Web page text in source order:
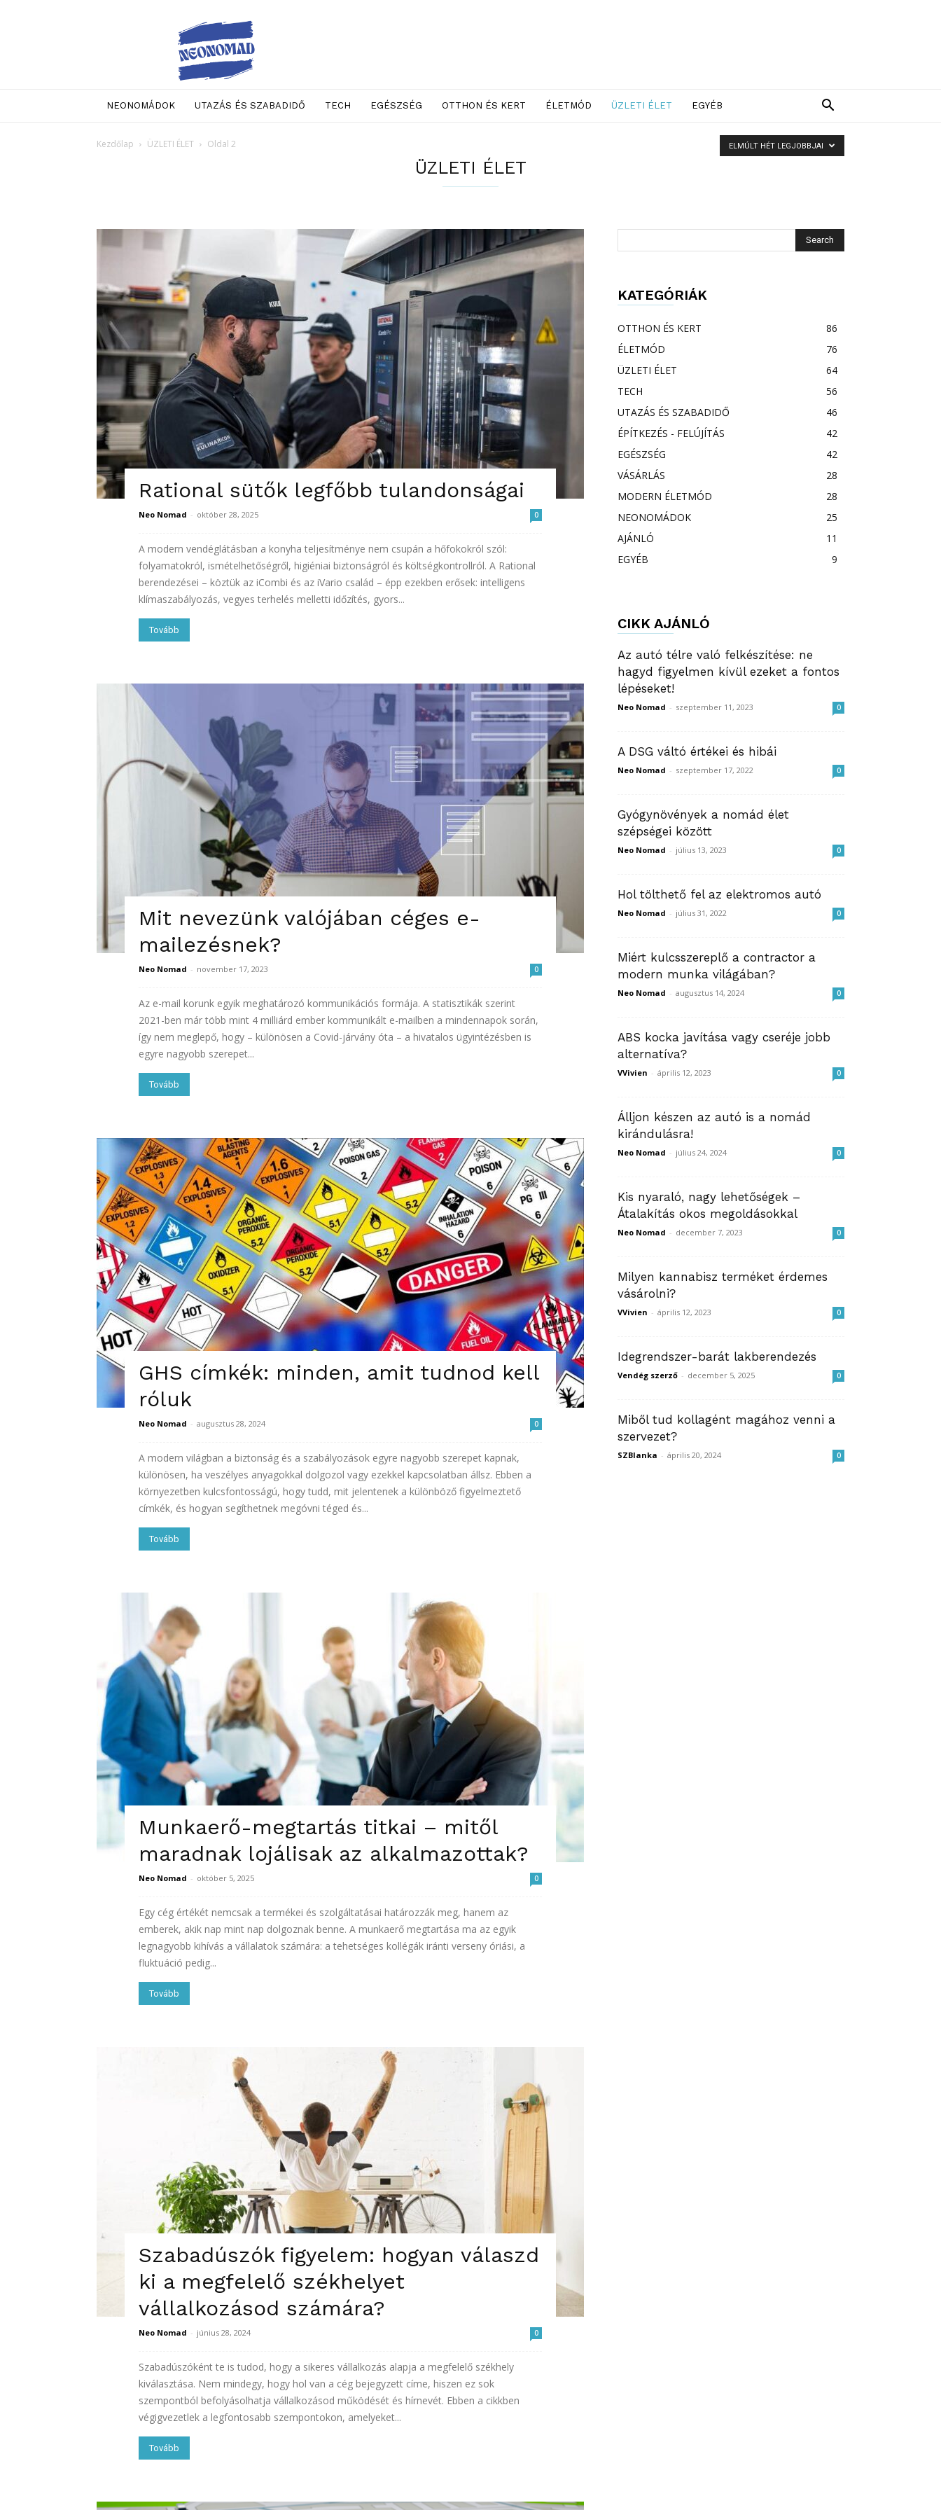
Neo
Nomad
NEONOMÁDOK UTAZÁS ÉS SZABADIDŐ TECH EGÉSZSÉG OTTHON ÉS KERT ÉLETMÓD ÜZLETI ÉLET EGYÉB
Kezdőlap ÜZLETI ÉLET Oldal 2
ÜZLETI ÉLET
ELMÚLT HÉT LEGJOBBJAI
Rational sütők legfőbb tulandonságai
Neo Nomad - október 28, 2025 0
A modern vendéglátásban a konyha teljesítménye nem csupán a hőfokokról szól:
folyamatokról, ismételhetőségről, higiéniai biztonságról és költségkontrollról. A Rational
berendezései – köztük az iCombi és az iVario család – épp ezekben erősek: intelligens
klímaszabályozás, vegyes terhelés melletti időzítés, gyors...
Tovább
Mit nevezünk valójában céges e-
mailezésnek?
Neo Nomad - november 17, 2023 0
Az e-mail korunk egyik meghatározó kommunikációs formája. A statisztikák szerint
2021-ben már több mint 4 milliárd ember kommunikált e-mailben a mindennapok során,
így nem meglepő, hogy – különösen a Covid-járvány óta – a hivatalos ügyintézésben is
egyre nagyobb szerepet...
Tovább
GHS címkék: minden, amit tudnod kell
róluk
Neo Nomad - augusztus 28, 2024 0
A modern világban a biztonság és a szabályozások egyre nagyobb szerepet kapnak,
különösen, ha veszélyes anyagokkal dolgozol vagy ezekkel kapcsolatban állsz. Ebben a
környezetben kulcsfontosságú, hogy tudd, mit jelentenek a különböző figyelmeztető
címkék, és hogyan segíthetnek megóvni téged és...
Tovább
Munkaerő-megtartás titkai – mitől
maradnak lojálisak az alkalmazottak?
Neo Nomad - október 5, 2025 0
Egy cég értékét nemcsak a termékei és szolgáltatásai határozzák meg, hanem az
emberek, akik nap mint nap dolgoznak benne. A munkaerő megtartása ma az egyik
legnagyobb kihívás a vállalatok számára: a tehetséges kollégák iránti verseny óriási, a
fluktuáció pedig...
Tovább
Szabadúszók figyelem: hogyan válaszd
ki a megfelelő székhelyet
vállalkozásod számára?
Neo Nomad - június 28, 2024 0
Szabadúszóként te is tudod, hogy a sikeres vállalkozás alapja a megfelelő székhely
kiválasztása. Nem mindegy, hogy hol van a cég bejegyzett címe, hiszen ez sok
szempontból befolyásolhatja vállalkozásod működését és hírnevét. Ebben a cikkben
végigvezetlek a legfontosabb szempontokon, amelyeket...
Tovább
KATEGÓRIÁK
OTTHON ÉS KERT
86
ÉLETMÓD
76
ÜZLETI ÉLET
64
TECH
56
UTAZÁS ÉS SZABADIDŐ
46
ÉPÍTKEZÉS - FELÚJÍTÁS
42
EGÉSZSÉG
42
VÁSÁRLÁS
28
MODERN ÉLETMÓD
28
NEONOMÁDOK
25
AJÁNLÓ
11
EGYÉB
9
CIKK AJÁNLÓ
Az autó télre való felkészítése: ne
hagyd figyelmen kívül ezeket a fontos
lépéseket!
Neo Nomad - szeptember 11, 2023 0
A DSG váltó értékei és hibái
Neo Nomad - szeptember 17, 2022 0
Gyógynövények a nomád élet
szépségei között
Neo Nomad - július 13, 2023 0
Hol tölthető fel az elektromos autó
Neo Nomad - július 31, 2022 0
Miért kulcsszereplő a contractor a
modern munka világában?
Neo Nomad - augusztus 14, 2024 0
ABS kocka javítása vagy cseréje jobb
alternatíva?
VVivien - április 12, 2023 0
Álljon készen az autó is a nomád
kirándulásra!
Neo Nomad - július 24, 2024 0
Kis nyaraló, nagy lehetőségek –
Átalakítás okos megoldásokkal
Neo Nomad - december 7, 2023 0
Milyen kannabisz terméket érdemes
vásárolni?
VVivien - április 12, 2023 0
Idegrendszer-barát lakberendezés
Vendég szerző - december 5, 2025 0
Miből tud kollagént magához venni a
szervezet?
SZBlanka - április 20, 2024 0